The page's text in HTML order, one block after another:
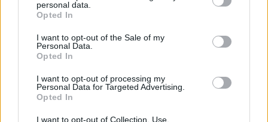
grant or deny consent to Google and its third-party tags to
use your data for below specified purposes in below Google
consent section.
personal data.
Opted In
I want to opt-out of the Sale of my
Personal Data.
Opted In
I want to opt-out of processing my
Personal Data for Targeted Advertising.
Opted In
I want to opt-out of Collection, Use,
Quando il gioco di squadra insegna a vivere: calcio, storia e
valore educativo
NEWS